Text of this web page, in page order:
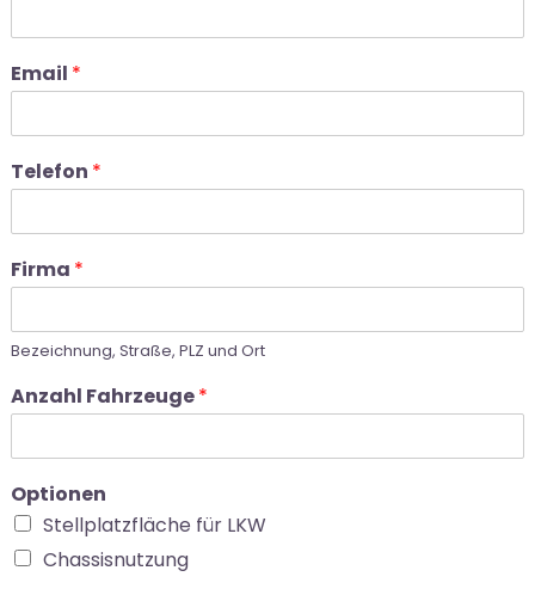
Email *
Telefon *
Firma *
Bezeichnung, Straße, PLZ und Ort
Anzahl Fahrzeuge*
Optionen
Stellplatzfläche für LKW
Chassisnutzung